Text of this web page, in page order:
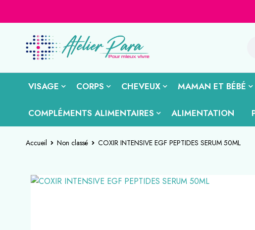
VISAGE CORPS CHEVEUX MAMAN ET BÉBÉ
COMPLÉMENTS ALIMENTAIRES ALIMENTATION
Accueil Non classé COXIR INTENSIVE EGF PEPTIDES SERUM 50ML